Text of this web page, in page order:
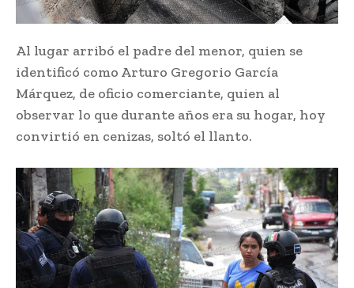
Al lugar arribó el padre del menor, quien se
identificó como Arturo Gregorio García
Márquez, de oficio comerciante, quien al
observar lo que durante años era su hogar, hoy
convirtió en cenizas, soltó el llanto.